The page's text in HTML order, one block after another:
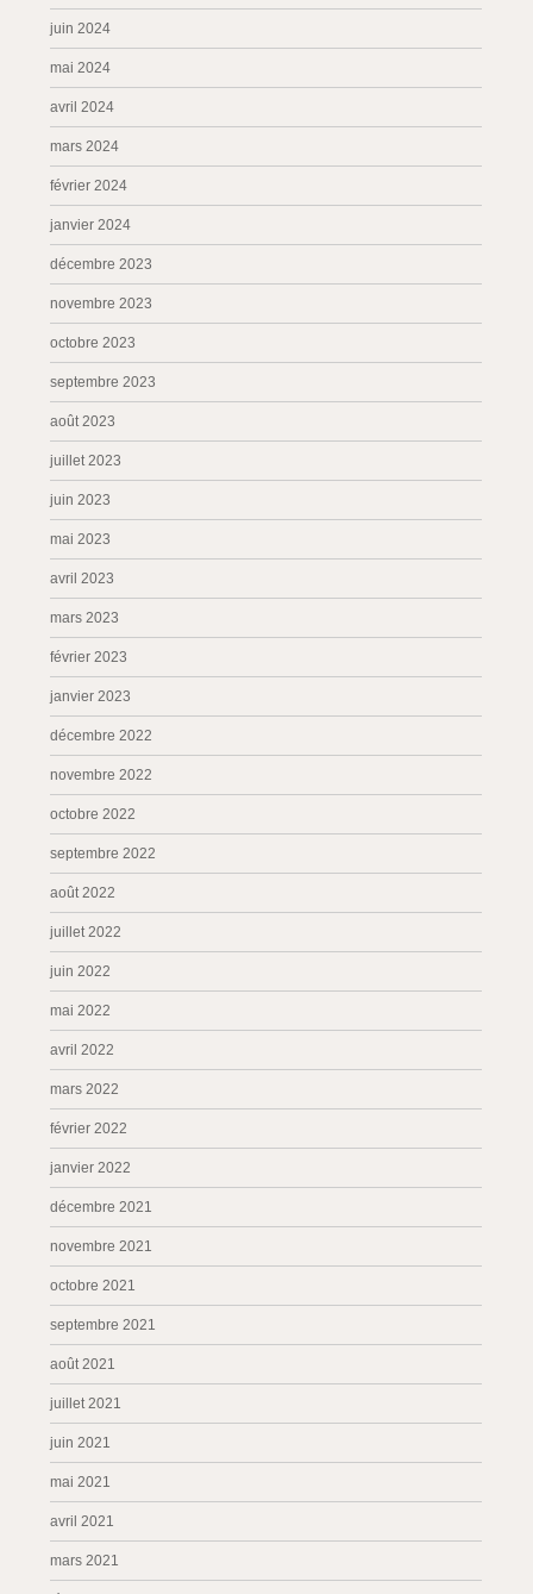
juin 2024
mai 2024
avril 2024
mars 2024
février 2024
janvier 2024
décembre 2023
novembre 2023
octobre 2023
septembre 2023
août 2023
juillet 2023
juin 2023
mai 2023
avril 2023
mars 2023
février 2023
janvier 2023
décembre 2022
novembre 2022
octobre 2022
septembre 2022
août 2022
juillet 2022
juin 2022
mai 2022
avril 2022
mars 2022
février 2022
janvier 2022
décembre 2021
novembre 2021
octobre 2021
septembre 2021
août 2021
juillet 2021
juin 2021
mai 2021
avril 2021
mars 2021